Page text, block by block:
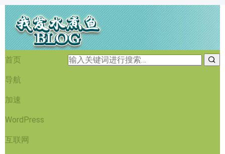
首页
导航
加速
WordPress
互联网